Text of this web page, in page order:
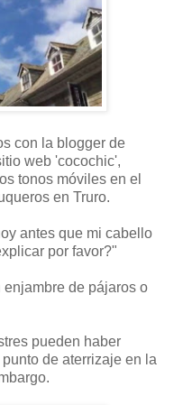
con la blogger de
web 'cocochic',
tonos móviles en el
en Truro.
antes que mi cabello
por favor?"
de pájaros o
pueden haber
de aterrizaje en la